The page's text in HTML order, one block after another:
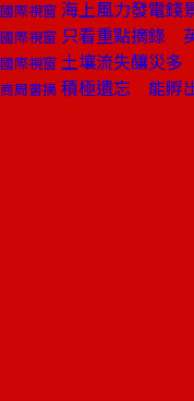
國際視窗 海上風力發電
國際視窗 只看重點摘錄
國際視窗 土壤流失釀災
商周書摘 積極遺忘 能孵